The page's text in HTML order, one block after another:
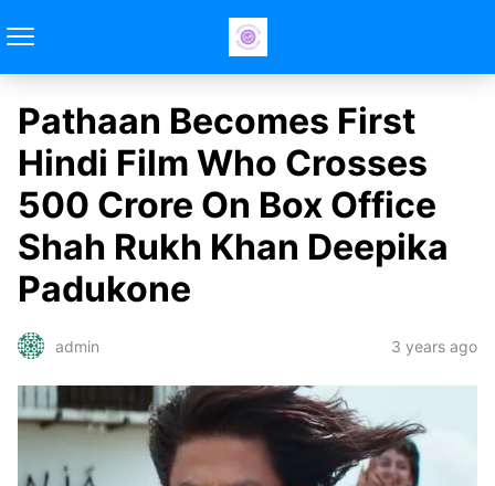
Pathaan Becomes First
Hindi Film Who Crosses
500 Crore On Box Office
Shah Rukh Khan Deepika
Padukone
admin 3 years ago